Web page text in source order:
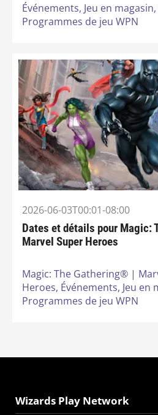
Événements, Jeu en magasin,
Programmes de jeu WPN
2026-06-03T00:01-08:00
Dates et détails pour Magic:
Marvel Super Heroes
Magic: The Gathering® |
Heroes, Événements, Jeu en
Programmes de jeu WPN
Wizards Play Network